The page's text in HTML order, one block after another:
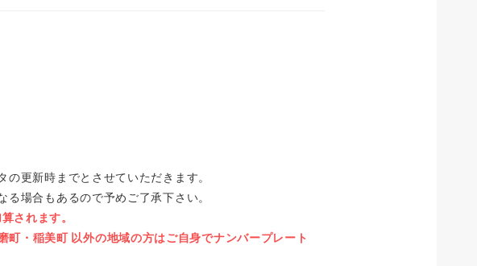
更新時までとさせていただきます。
場合もあるので予めご了承下さい。
されます。
町・稲美町 以外の地域の方はご自身でナンバープレート